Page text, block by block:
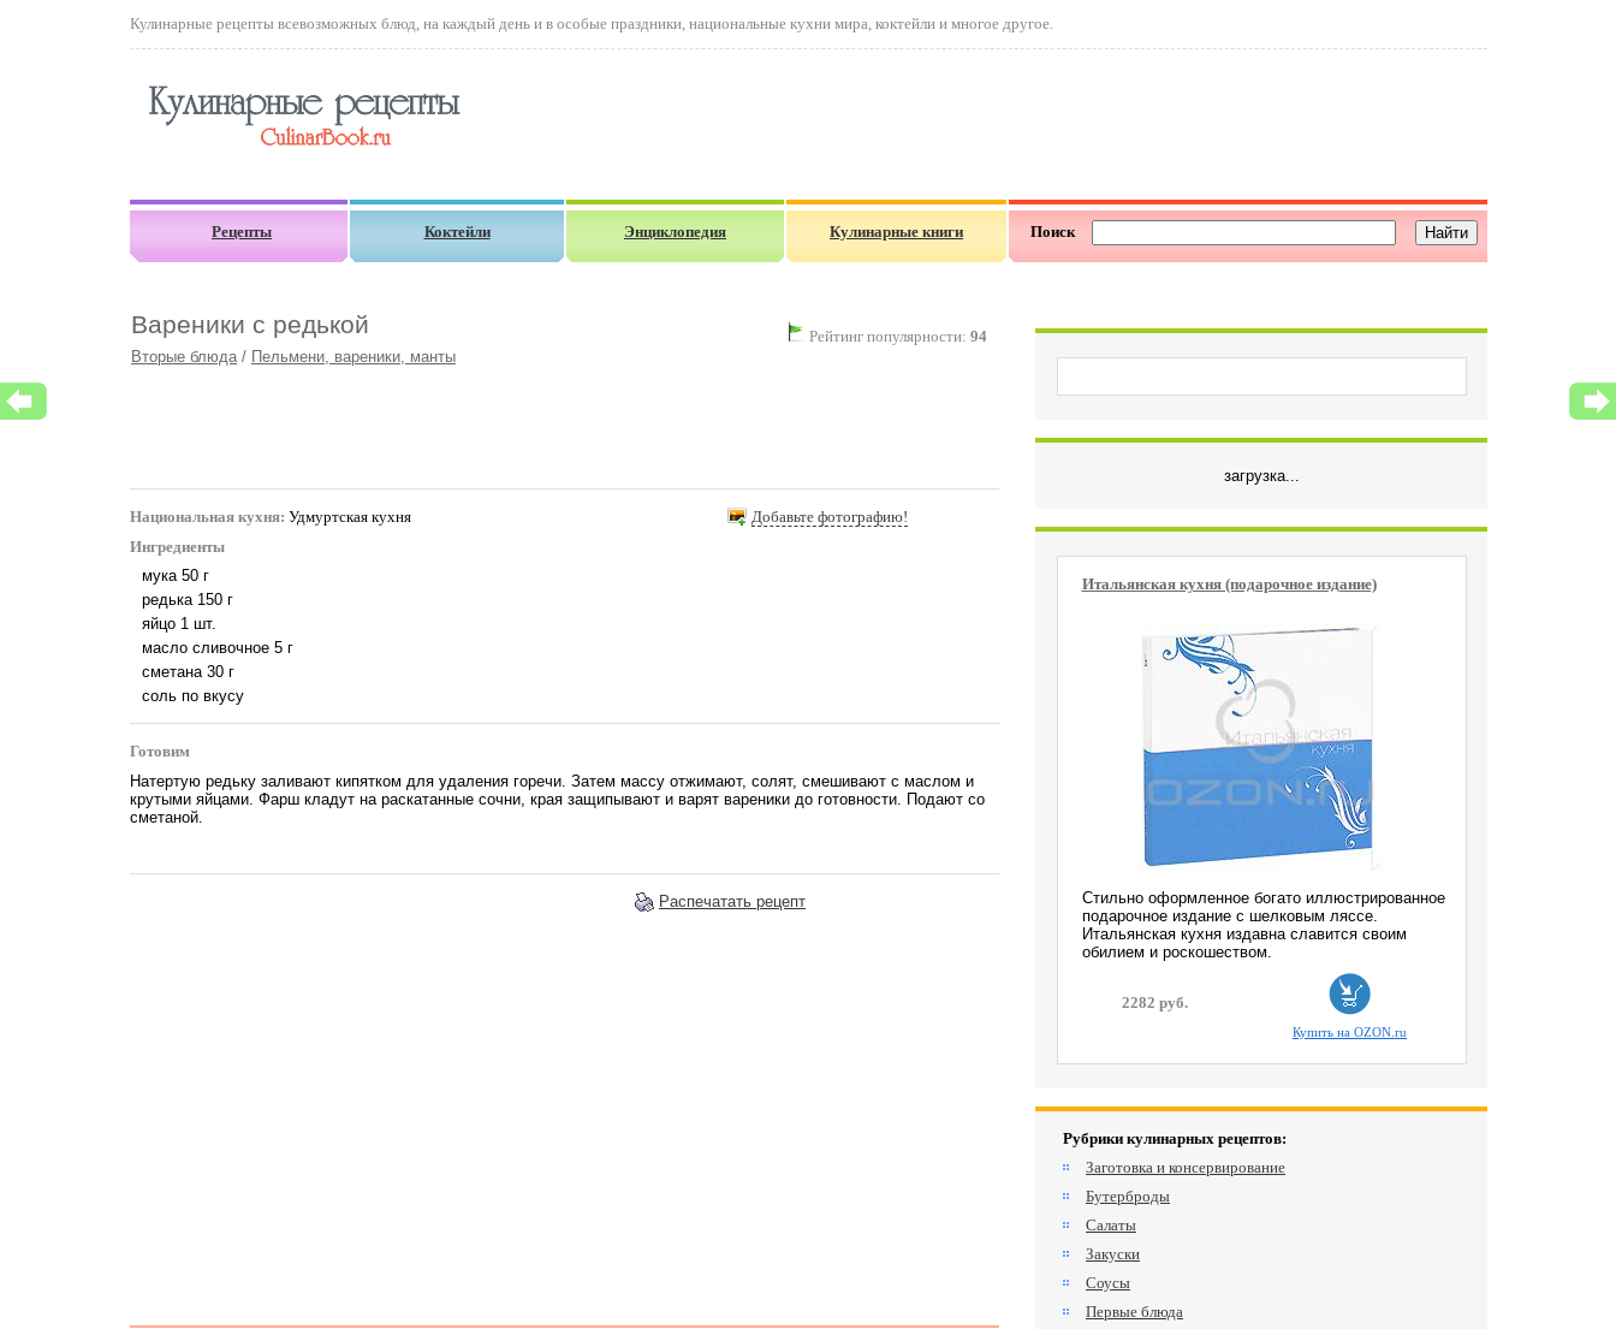
Кулинарные рецепты всевозможных блюд, на каждый день и в особые праздники, национальные кухни мира, коктейли и многое другое.
Рецепты Коктейли Энциклопедия Кулинарные книги Поиск
Вареники с редькой
Вторые блюда/ Пельмени, вареники, манты
Рейтинг популярности: 94
Национальная кухня: Удмуртская кухня
Ингредиенты
мука 50 г
редька 150 г
яйцо 1 шт.
масло сливочное 5 г
сметана 30 г
соль по вкусу
Добавьте фотографию!
Готовим
Натертую редьку заливают кипятком для удаления горечи. Затем массу отжимают, солят, смешивают с маслом и
крутыми яйцами. Фарш кладут на раскатанные сочни, края защипывают и варят вареники до готовности. Подают со
сметаной.
Распечатать рецепт
загрузка...
Итальянская кухня (подарочное издание)
Стильно оформленное богато иллюстрированное
подарочное издание с шелковым ляссе.
Итальянская кухня издавна славится своим
обилием и роскошеством.
2282 руб.
Купить на OZON.ru
Рубрики кулинарных рецептов:
Заготовка и консервирование
Бутерброды
Салаты
Закуски
Соусы
Первые блюда